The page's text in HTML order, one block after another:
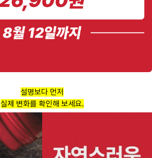
설명보다 먼저
실제 변화를 확인해 보세요.